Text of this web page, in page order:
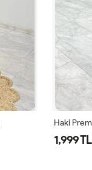
Haki
1,999 TL